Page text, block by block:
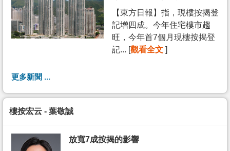
【東方日報】指，現樓按揭登
記增四成。今年住宅樓市趨
旺，今年首7個月現樓按揭登
記... [觀看全文 ]
更多新聞 ...
樓按宏云 - 葉敬誠
放寬7成按揭的影響